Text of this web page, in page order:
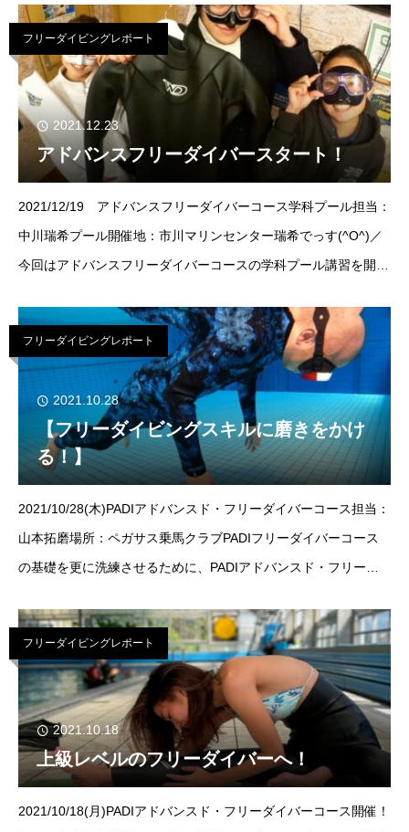
場所：ペガサス乗馬クラブ
フリーダイビングレポート
2021.12.23
アドバンスフリーダイバースタート！
2021/12/19 アドバンスフリーダイバーコース学科プール担当：
中川瑞希プール開催地：市川マリンセンター瑞希でっす(^O^)／
今回はアドバンスフリーダイバーコースの学科プール講習を開
フリーダイビングレポート
2021.10.28
【フリーダイビングスキルに磨きをかけ
る！】
2021/10/28(木)PADIアドバンスド・フリーダイバーコース担当：
山本拓磨場所：ペガサス乗馬クラブPADIフリーダイバーコース
の基礎を更に洗練させるために、PADIアドバンスド・フリーダ
フリーダイビングレポート
2021.10.18
上級レベルのフリーダイバーへ！
2021/10/18(月)PADIアドバンスド・フリーダイバーコース開催！